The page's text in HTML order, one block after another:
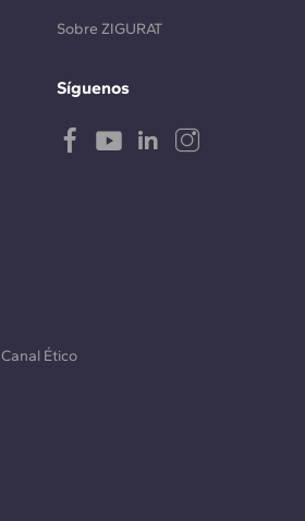
Sobre ZIGURAT
Síguenos
Canal Ético